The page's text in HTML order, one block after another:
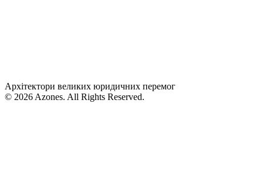
Архітектори великих юридичних перемог
© 2026 Azones. All Rights Reserved.